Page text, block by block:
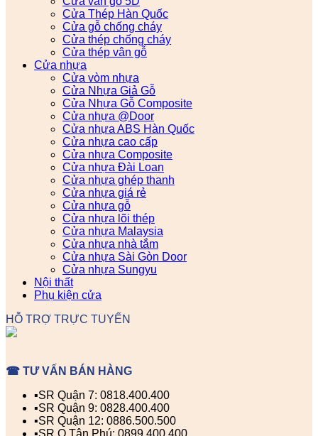
Cửa Thép Hàn Quốc
Cửa gỗ chống cháy
Cửa thép chống cháy
Cửa thép vân gỗ
Cửa nhựa
Cửa vòm nhựa
Cửa Nhựa Giả Gỗ
Cửa Nhựa Gỗ Composite
Cửa nhựa @Door
Cửa nhựa ABS Hàn Quốc
Cửa nhựa cao cấp
Cửa nhựa Composite
Cửa nhựa Đài Loan
Cửa nhựa ghép thanh
Cửa nhựa giá rẻ
Cửa nhựa gỗ
Cửa nhựa lõi thép
Cửa nhựa Malaysia
Cửa nhựa nhà tắm
Cửa nhựa Sài Gòn Door
Cửa nhựa Sungyu
Nội thất
Phụ kiện cửa
HỖ TRỢ TRỰC TUYẾN
☎ TƯ VẤN BÁN HÀNG
▪️SR Quận 7: 0818.400.400
▪️SR Quận 9: 0828.400.400
▪️SR Quận 12: 0886.500.500
▪️SR Q.Tân Phú: 0899.400.400